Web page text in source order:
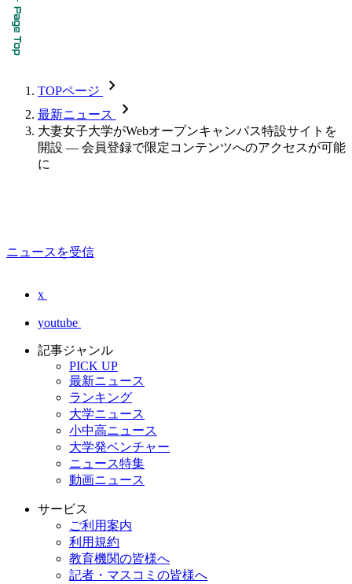
TOPページ chevron_forward
最新ニュース chevron_forward
大妻女子大学がWebオープンキャンパス特設サイトを
開設 — 会員登録で限定コンテンツへのアクセスが可能
に
ニュースを受信
x
youtube
記事ジャンル
PICK UP
最新ニュース
ランキング
大学ニュース
小中高ニュース
大学発ベンチャー
ニュース特集
動画ニュース
サービス
ご利用案内
利用規約
教育機関の皆様へ
記者・マスコミの皆様へ